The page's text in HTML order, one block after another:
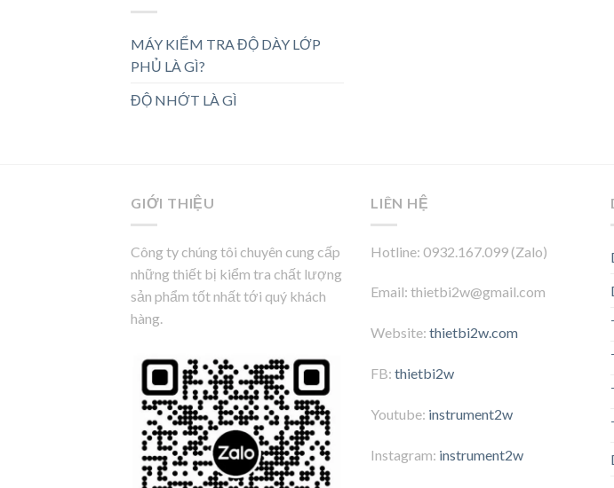
MÁY KIỂM TRA ĐỘ DÀY LỚP
PHỦ LÀ GÌ?
ĐỘ NHỚT LÀ GÌ
GIỚI THIỆU
Công ty chúng tôi chuyên cung cấp
những thiết bị kiểm tra chất lượng
sản phẩm tốt nhất tới quý khách
hàng.
LIÊN HỆ
Hotline: 0932.167.099 (Zalo)
Email: thietbi2w@gmail.com
Website: thietbi2w.com
FB: thietbi2w
Youtube: instrument2w
Instagram: instrument2w